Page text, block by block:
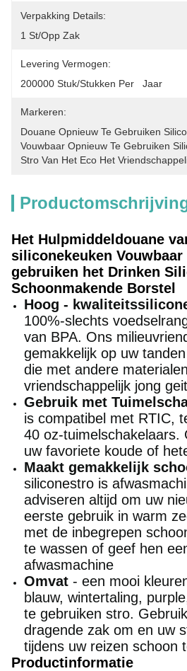
Verpakking Details:
1 St/opp Zak
Levering Vermogen:
200000 Stuk/Stukken Per   Jaar
Markeren:
Douane Opnieuw Te Gebruiken
Vouwbaar Opnieuw Te Gebruiken
Stro Van Het Eco Het
Het Hulpmiddeldouane
siliconekeuken
gebruiken het Drinken
Schoonmakende Borstel
Hoog -
100%-slechts
van BPA. Ons
gemakkelijk op uw
die met andere
vriendschappelijk jong
Gebruik met
is compatibel met RTIC,
40 oz-tuimelschakelaars.
uw favoriete koude of
Maakt gemakkelijk
siliconestro is
adviseren altijd om uw
eerste gebruik in warm
met de inbegrepen
te wassen of geef hen
afwasmachine
Omvat - een mooi
blauw, wintertaling,
te gebruiken stro.
dragende zak om en uw
tijdens uw reizen schoon
Productinformatie